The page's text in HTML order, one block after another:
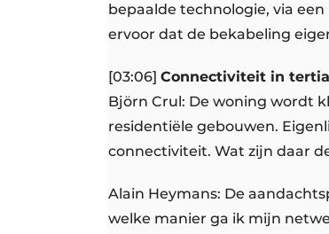
bepaalde technologie, via
ervoor dat de bekabeling
[03:06] Connectiviteit in
Björn Crul: De woning wordt
residentiële gebouwen.
connectiviteit. Wat zijn daar
Alain Heymans: De
welke manier ga ik mijn